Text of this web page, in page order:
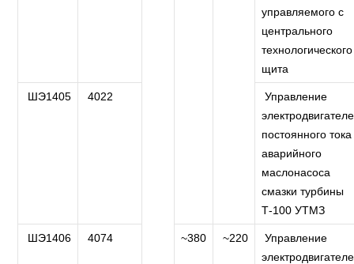
управляемого с
центрального
технологического
щита
ШЭ1405 4022
Управление
постоянного тока
аварийного
маслонасоса
смазки турбины
Т-100 УТМЗ
ШЭ1406 4074 ~380 ~220
Управление